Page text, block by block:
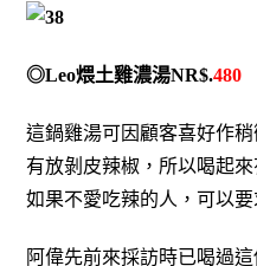
◎Leo煨土雞濃湯NR$.480
這鍋雞湯可因顧客喜好作
有放剝皮辣椒，所以喝起
如果不愛吃辣的人，可以
阿偉先前來採訪時已喝過